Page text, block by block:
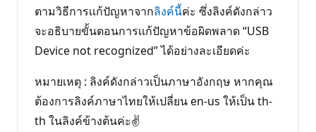
ตามวิธีการเเก้ปัญหาจากลิงค์นี้ค่ะ ซึ่งลิงค์ดังกล่าว
จะอธิบายขั้นตอนการเเก้ปัญหาข้อผิดพลาด “USB
Device not recognized” ได้อย่างละเอียดค่ะ
หมายเหตุ : ลิงค์ดังกล่าวเป็นภาษาอังกฤษ หากคุณ
ต้องการลิงค์ภาษาไทยให้เปลี่ยน en-us ให้เป็น th-
th ในลิงค์ข้างต้นค่ะ✌